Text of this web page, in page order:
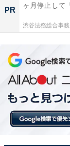
ライティングに
メを中心に企画
スポーツ観戦が
次ページ
PR
ヶ月停止して
渋谷法務総合事